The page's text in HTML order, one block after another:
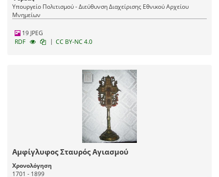
Υπουργείο Πολιτισμού - Διεύθυνση Διαχείρισης Εθνικού Αρχείου
Μνημείων
19 JPEG
RDF
| CC BY-NC 4.0
Αμφίγλυφος Σταυρός Αγιασμού
Χρονολόγηση
1701 - 1899